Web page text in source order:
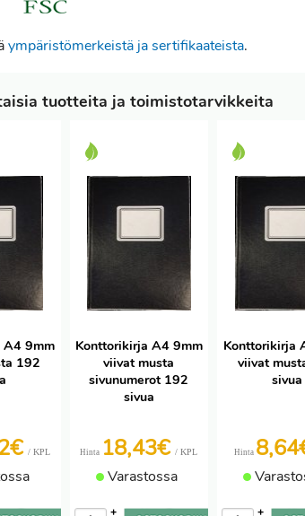
ympäristömerkeistä ja sertifikaateista.
tuotteita ja toimistotarvikkeita
A4 9mm
192
/ KPL
Konttorikirja A4 9mm
viivat musta
sivunumerot 192
sivua
Hinta 18,43€/ KPL
Varastossa
+
Konttorikirja
viivat
sivua
Hinta
+